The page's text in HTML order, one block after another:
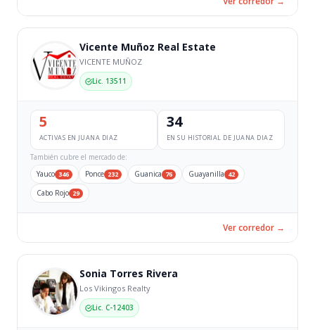
Vicente Muñoz Real Estate
VICENTE MUÑOZ
Lic. 13511
5
ACTIVAS EN JUANA DIAZ
34
EN SU HISTORIAL DE JUANA DIAZ
También cubre el mercado de:
Yauco 346 Ponce 232 Guanica 76 Guayanilla 42
Cabo Rojo 29
Ver corredor →
Sonia Torres Rivera
Los Vikingos Realty
Lic. C-12403